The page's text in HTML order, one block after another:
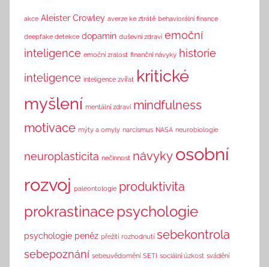
n
k
akce Aleister Crowley averze ke ztrátě behaviorální finance
deepfake detekce dopamin duševní zdraví emoční
inteligence emoční zralost finanční návyky historie
inteligence inteligence zvířat kritické
myšlení mentální zdraví mindfulness
motivace mýty a omyly narcismus NASA neurobiologie
neuroplasticita nečinnost návyky osobní
rozvoj paleontologie produktivita
prokrastinacepsychologie
psychologie peněz přežití rozhodnutí sebekontrola
sebepoznání sebeuvědomění SETI sociální úzkost svádění